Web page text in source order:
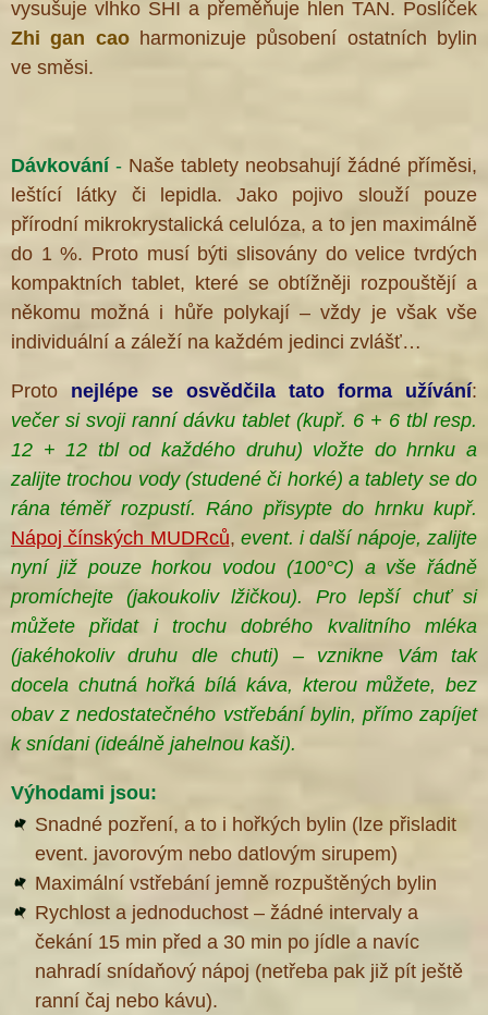
vysušuje vlhko SHI a přeměňuje hlen TAN. Poslíček
Zhi gan cao harmonizuje působení ostatních bylin
ve směsi.
Dávkování- Naše tablety neobsahují žádné příměsi,
leštící látky či lepidla. Jako pojivo slouží pouze
přírodní mikrokrystalická celulóza, a to jen maximálně
do 1 %. Proto musí býti slisovány do velice tvrdých
kompaktních tablet, které se obtížněji rozpouštějí a
někomu možná i hůře polykají – vždy je však vše
individuální a záleží na každém jedinci zvlášť…
Proto nejlépe se osvědčila tato forma užívání:
večer si svoji ranní dávku tablet (kupř. 6 + 6 tbl resp.
12 + 12 tbl od každého druhu) vložte do hrnku a
zalijte trochou vody (studené či horké) a tablety se do
rána téměř rozpustí. Ráno přisypte do hrnku kupř.
Nápoj čínských MUDRců, event. i další nápoje, zalijte
nyní již pouze horkou vodou (100°C) a vše řádně
promíchejte (jakoukoliv lžičkou). Pro lepší chuť si
můžete přidat i trochu dobrého kvalitního mléka
(jakéhokoliv druhu dle chuti) – vznikne Vám tak
docela chutná hořká bílá káva, kterou můžete, bez
obav z nedostatečného vstřebání bylin, přímo zapíjet
k snídani (ideálně jahelnou kaši).
Výhodami jsou:
Snadné pozření, a to i hořkých bylin (lze přisladit
event. javorovým nebo datlovým sirupem)
Maximální vstřebání jemně rozpuštěných bylin
Rychlost a jednoduchost – žádné intervaly a
čekání 15 min před a 30 min po jídle a navíc
nahradí snídaňový nápoj (netřeba pak již pít ještě
ranní čaj nebo kávu).
®